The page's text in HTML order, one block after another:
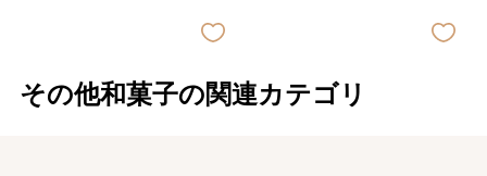
その他和菓子の関連カテゴリ